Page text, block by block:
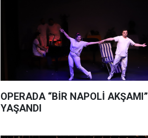
OPERADA “BİR NAPOLİ AKŞAMI”
YAŞANDI